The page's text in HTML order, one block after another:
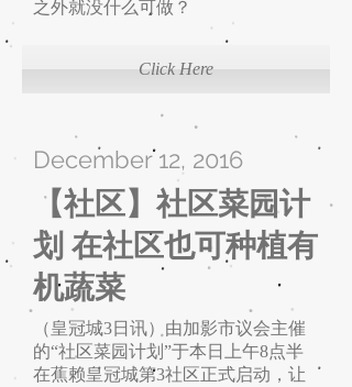
之外就没什么可做？
Click Here
December 12, 2016
【社区】社区菜园计
划 在社区也可种植有
机蔬菜
（皇冠城3日讯）由加影市议会主催
的“社区菜园计划”于本日上午8点半
在蕉赖皇冠城第3社区正式启动，让